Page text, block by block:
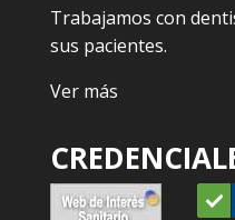
Trabajamos con
sus pacientes.
Ver más